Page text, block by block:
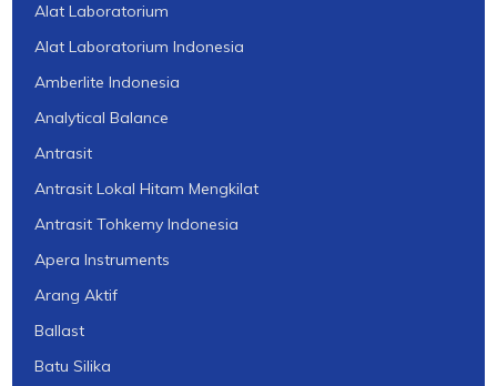
Alat Laboratorium
Alat Laboratorium Indonesia
Amberlite Indonesia
Analytical Balance
Antrasit
Antrasit Lokal Hitam Mengkilat
Antrasit Tohkemy Indonesia
Apera Instruments
Arang Aktif
Ballast
Batu Silika